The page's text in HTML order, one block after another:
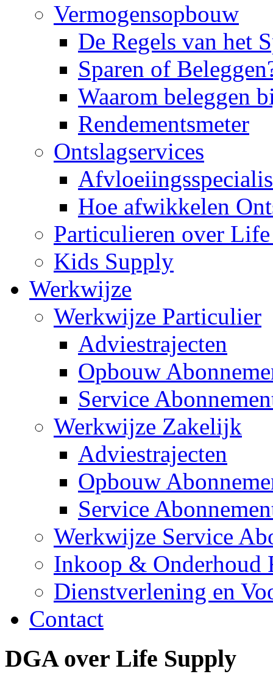
Vermogensopbouw
De Regels van het
Sparen of
Waarom beleggen
Rendementsmeter
Ontslagservices
Hoe afwikkelen
Particulieren over
Kids Supply
Werkwijze
Werkwijze Particulier
Adviestrajecten
Opbouw
Service
Werkwijze Zakelijk
Adviestrajecten
Opbouw
Service
Werkwijze Service
Inkoop & Onderhoud
Dienstverlening en
Contact
DGA over Life Supply